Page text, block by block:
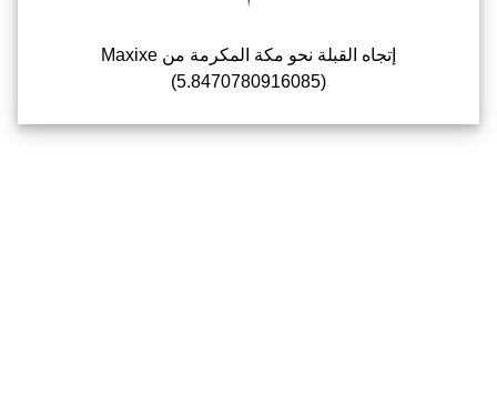
إتجاه القبلة نحو مكة المكرمة من Maxixe
(5.8470780916085)